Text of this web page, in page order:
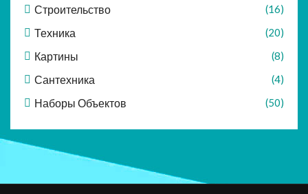
Строительство (16)
Техника (20)
Картины (8)
Сантехника (4)
Наборы Объектов (50)